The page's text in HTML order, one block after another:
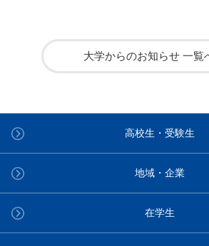
大学からのお知らせ 一覧
高校生・受験生
地域・企業
在学生